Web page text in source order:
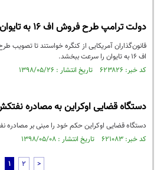
دولت ترامپ طرح فروش اف ۱۶ به تایوان را پیش می‌برد
اف ۱۶ به تایوان را سرعت ببخشد.
کد خبر: ۶۲۳۸۲۶ تاریخ انتشار : ۱۳۹۸/۰۵/۲۶
دستگاه قضایی اوکراین به مصادره
دستگاه قضایی اوکراین حکم خود را مبنی بر مصادره
کد خبر: ۶۲۱۰۸۳ تاریخ انتشار : ۱۳۹۸/۰۵/۰۸
1 2 >